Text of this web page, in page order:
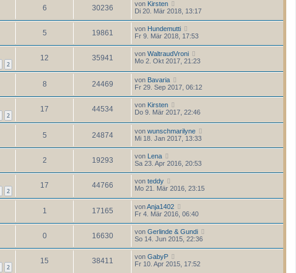
6 30236 von Kirsten
Di 20. Mär 2018, 13:17
5 19861 von Hundemutti
Fr 9. Mär 2018, 17:53
2
12 35941 von WaltraudVroni
Mo 2. Okt 2017, 21:23
8 24469 von Bavaria
Fr 29. Sep 2017, 06:12
2
17 44534 von Kirsten
Do 9. Mär 2017, 22:46
5 24874 von wunschmarilyne
Mi 18. Jan 2017, 13:33
2 19293 von Lena
Sa 23. Apr 2016, 20:53
2
17 44766 von teddy
Mo 21. Mär 2016, 23:15
1 17165 vonAnja1402
Fr 4. Mär 2016, 06:40
0 16630 von Gerlinde & Gundi
So 14. Jun 2015, 22:36
2
15 38411 von GabyP
Fr 10. Apr 2015, 17:52